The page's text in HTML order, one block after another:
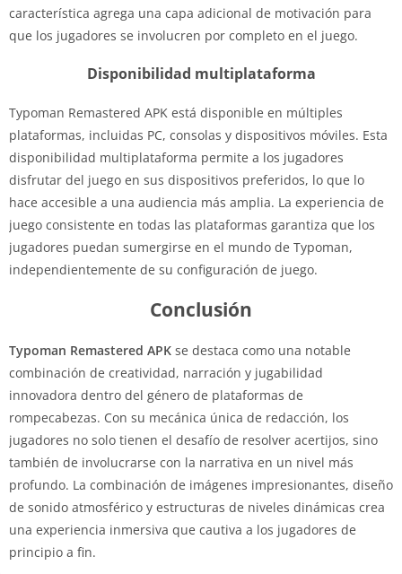
característica agrega una capa adicional de motivación para
que los jugadores se involucren por completo en el juego.
Disponibilidad multiplataforma
Typoman Remastered APK está disponible en múltiples
plataformas, incluidas PC, consolas y dispositivos móviles. Esta
disponibilidad multiplataforma permite a los jugadores
disfrutar del juego en sus dispositivos preferidos, lo que lo
hace accesible a una audiencia más amplia. La experiencia de
juego consistente en todas las plataformas garantiza que los
jugadores puedan sumergirse en el mundo de Typoman,
independientemente de su configuración de juego.
Conclusión
Typoman Remastered APK se destaca como una notable
combinación de creatividad, narración y jugabilidad
innovadora dentro del género de plataformas de
rompecabezas. Con su mecánica única de redacción, los
jugadores no solo tienen el desafío de resolver acertijos, sino
también de involucrarse con la narrativa en un nivel más
profundo. La combinación de imágenes impresionantes, diseño
de sonido atmosférico y estructuras de niveles dinámicas crea
una experiencia inmersiva que cautiva a los jugadores de
principio a fin.